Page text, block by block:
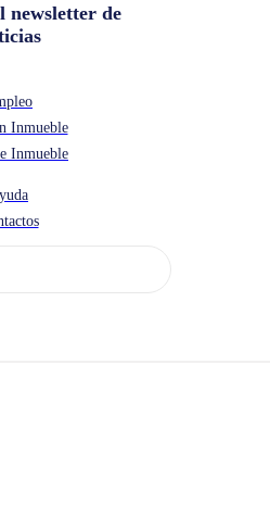
newsletter de
Inmueble
Inmueble